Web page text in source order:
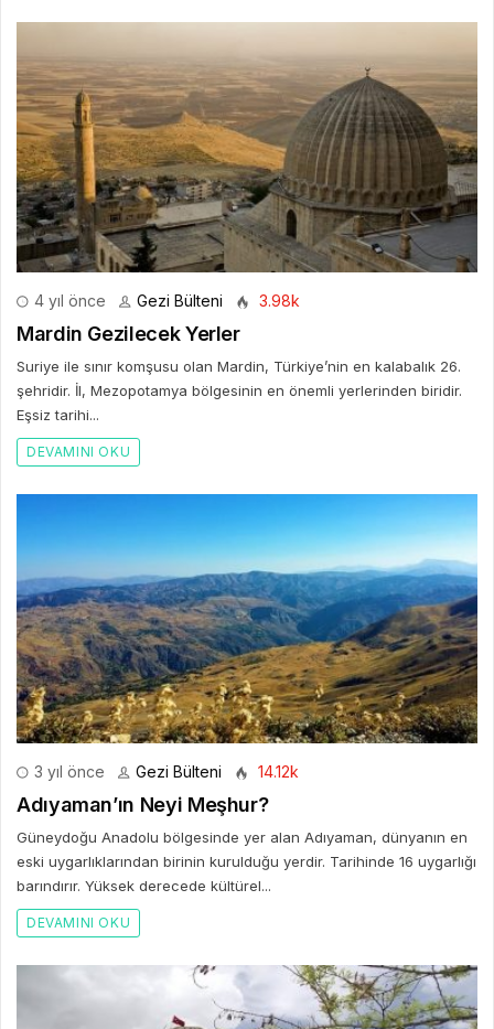
4 yıl önce Gezi Bülteni 3.98k
Mardin Gezilecek Yerler
Suriye ile sınır komşusu olan Mardin, Türkiye’nin en kalabalık 26.
şehridir. İl, Mezopotamya bölgesinin en önemli yerlerinden biridir.
Eşsiz tarihi...
DEVAMINI OKU
3 yıl önce Gezi Bülteni 14.12k
Adıyaman’ın Neyi Meşhur?
Güneydoğu Anadolu bölgesinde yer alan Adıyaman, dünyanın en
eski uygarlıklarından birinin kurulduğu yerdir. Tarihinde 16 uygarlığı
barındırır. Yüksek derecede kültürel...
DEVAMINI OKU